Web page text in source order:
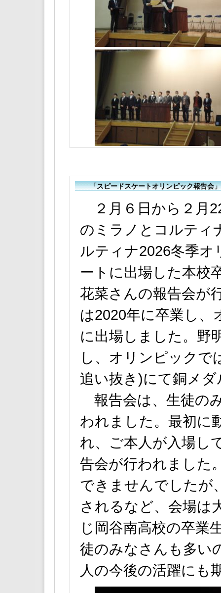
「スピードスケートオリンピック報告会
２月６日から２月
のミラノとコルティ
ルティナ2026冬季
ートに出場した本校
花菜さんの報告会が
は2020年に卒業し、
に出場しました。野
し、オリンピックで
追い抜き)にて銅メ
報告会は、生徒の
われました。最初に
れ、ご本人が入場し
告会が行われました
できませんでしたが
されるなど、会場は
じ岡谷南高校の卒業
徒のみなさんも多い
人の今後の活躍にも